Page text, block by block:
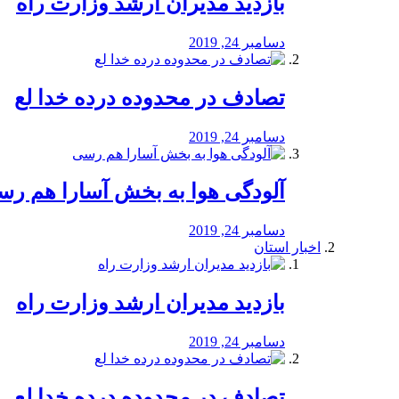
دسامبر 24, 2019
تصادف در محدوده درده خدا لع
دسامبر 24, 2019
آلودگی هوا به بخش آسارا هم
دسامبر 24, 2019
اخبار استان
بازدید مدیران ارشد وزارت راه
دسامبر 24, 2019